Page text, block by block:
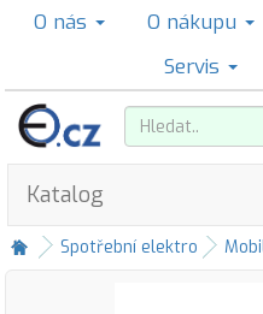
O nás O nákupu
Servis
Katalog
Spotřební elektro